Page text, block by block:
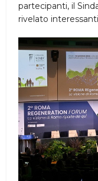
partecipanti, il
rivelato